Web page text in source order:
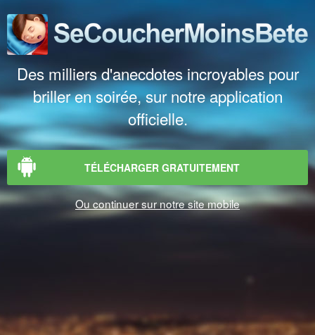
Des milliers d'anecdotes incroyables pour
briller en soirée, sur notre application
officielle.
TÉLÉCHARGER GRATUITEMENT
Ou continuer sur notre site mobile